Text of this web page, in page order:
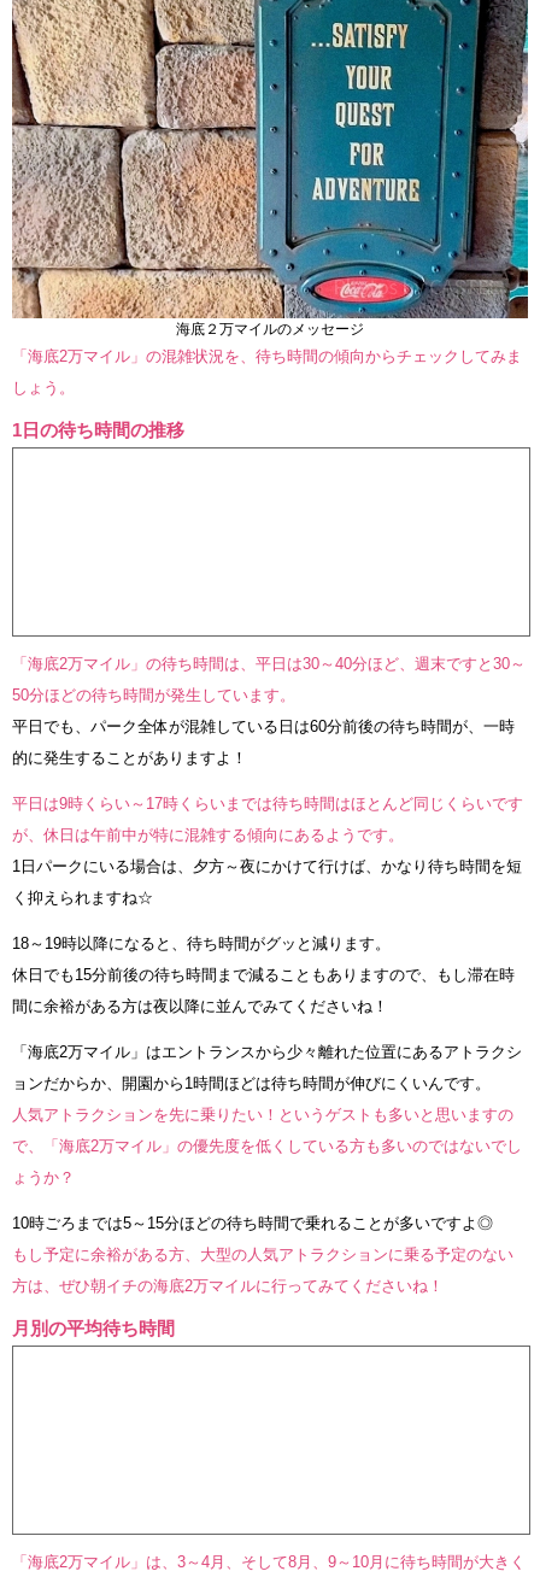
海底２万マイルのメッセージ
「海底2万マイル」の混雑状況を、待ち時間の傾向からチェックしてみま
しょう。
1日の待ち時間の推移
「海底2万マイル」の待ち時間は、平日は30～40分ほど、週末ですと30～
50分ほどの待ち時間が発生しています。
平日でも、パーク全体が混雑している日は60分前後の待ち時間が、一時
的に発生することがありますよ！
平日は9時くらい～17時くらいまでは待ち時間はほとんど同じくらいです
が、休日は午前中が特に混雑する傾向にあるようです。
1日パークにいる場合は、夕方～夜にかけて行けば、かなり待ち時間を短
く抑えられますね☆
18～19時以降になると、待ち時間がグッと減ります。
休日でも15分前後の待ち時間まで減ることもありますので、もし滞在時
間に余裕がある方は夜以降に並んでみてくださいね！
「海底2万マイル」はエントランスから少々離れた位置にあるアトラクシ
ョンだからか、開園から1時間ほどは待ち時間が伸びにくいんです。
人気アトラクションを先に乗りたい！というゲストも多いと思いますの
で、「海底2万マイル」の優先度を低くしている方も多いのではないでし
ょうか？
10時ごろまでは5～15分ほどの待ち時間で乗れることが多いですよ◎
もし予定に余裕がある方、大型の人気アトラクションに乗る予定のない
方は、ぜひ朝イチの海底2万マイルに行ってみてくださいね！
月別の平均待ち時間
「海底2万マイル」は、3～4月、そして8月、9～10月に待ち時間が大きく